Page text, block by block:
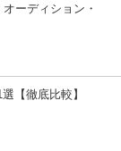
ーディション・
【徹底比較】